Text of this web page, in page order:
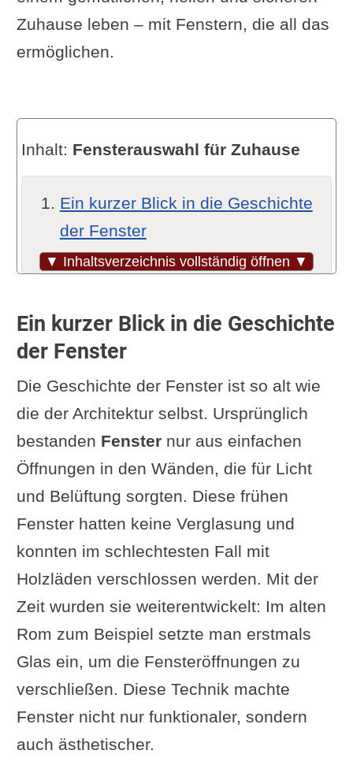
Zuhause leben – mit Fenstern, die all das
ermöglichen.
▼ Inhaltsverzeichnis vollständig öffnen ▼
Inhalt: Fensterauswahl für Zuhause
Ein kurzer Blick in die Geschichte
der Fenster
Die Vielfalt der Fensterarten
Worauf solltest du beim
Fensterkauf achten?
Fenstereinbau
Fachvokabular und Zubehör beim
Fenster
Rollläden nachrüsten?
Klappläden
Praktische Tipps für die Pflege
deiner Fenster
Video Anleitung Fenstereinbau
Anleitung 1
11 Tipps zum Einbau
Anleitung 2
Spezial Video Fenstereinbau
mit Montageschaum
Fazit
Ein kurzer Blick in die Geschichte
der Fenster
Die Geschichte der Fenster ist so alt wie
die der Architektur selbst. Ursprünglich
bestanden Fensternur aus einfachen
Öffnungen in den Wänden, die für Licht
und Belüftung sorgten. Diese frühen
Fenster hatten keine Verglasung und
konnten im schlechtesten Fall mit
Holzläden verschlossen werden. Mit der
Zeit wurden sie weiterentwickelt: Im alten
Rom zum Beispiel setzte man erstmals
Glas ein, um die Fensteröffnungen zu
verschließen. Diese Technik machte
Fenster nicht nur funktionaler, sondern
auch ästhetischer.